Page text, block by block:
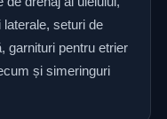
seturi de
garnituri pentru etrier
și simeringuri